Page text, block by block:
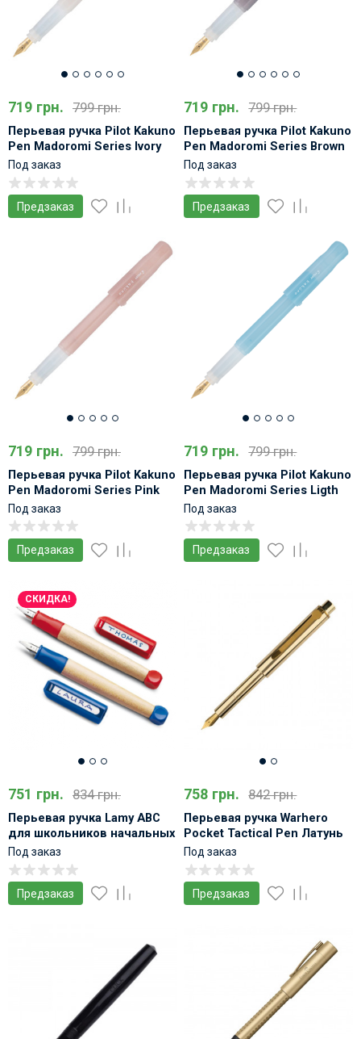
719 грн. 799 грн.
Перьевая ручка Pilot Kakuno
Pen Madoromi Series Ivory
Под заказ
Предзаказ
719 грн. 799 грн.
Перьевая ручка Pilot Kakuno
Pen Madoromi Series Brown
Под заказ
Предзаказ
719 грн. 799 грн.
Перьевая ручка Pilot Kakuno
Pen Madoromi Series Pink
Под заказ
Предзаказ
719 грн. 799 грн.
Перьевая ручка Pilot Kakuno
Pen Madoromi Series Ligth
Blue
Под заказ
Предзаказ
СКИДКА!
751 грн. 834 грн.
Перьевая ручка Lamy ABC
для школьников начальных
классов
Под заказ
Предзаказ
758 грн. 842 грн.
Перьевая ручка Warhero
Pocket Tactical Pen Латунь
Многофункциональная
Под заказ
Предзаказ